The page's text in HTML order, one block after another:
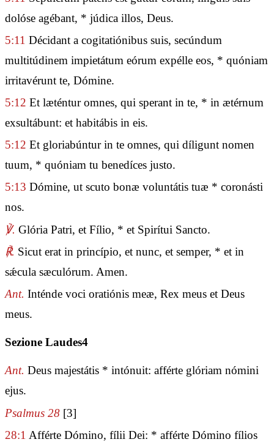
dolóse agébant, * júdica illos, Deus.
5:11 Décidant a cogitatiónibus suis, secúndum
multitúdinem impietátum eórum expélle eos, * quóniam
irritavérunt te, Dómine.
5:12 Et læténtur omnes, qui sperant in te, * in ætérnum
exsultábunt: et habitábis in eis.
5:12 Et gloriabúntur in te omnes, qui díligunt nomen
tuum, * quóniam tu benedíces justo.
5:13 Dómine, ut scuto bonæ voluntátis tuæ * coronásti
nos.
℣. Glória Patri, et Fílio, * et Spirítui Sancto.
℟. Sicut erat in princípio, et nunc, et semper, * et in
sǽcula sæculórum. Amen.
Ant. Inténde voci oratiónis meæ, Rex meus et Deus
meus.
Sezione Laudes4
Ant. Deus majestátis * intónuit: afférte glóriam nómini
ejus.
Psalmus 28 [3]
28:1 Afférte Dómino, fílii Dei: * afférte Dómino fílios